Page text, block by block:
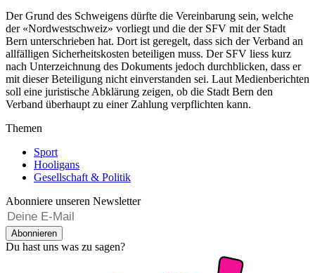
Der Grund des Schweigens dürfte die Vereinbarung sein, welche
der «Nordwestschweiz» vorliegt und die der SFV mit der Stadt
Bern unterschrieben hat. Dort ist geregelt, dass sich der Verband an
allfälligen Sicherheitskosten beteiligen muss. Der SFV liess kurz
nach Unterzeichnung des Dokuments jedoch durchblicken, dass er
mit dieser Beteiligung nicht einverstanden sei. Laut Medienberichten
soll eine juristische Abklärung zeigen, ob die Stadt Bern den
Verband überhaupt zu einer Zahlung verpflichten kann.
Themen
Sport
Hooligans
Gesellschaft & Politik
Abonniere unseren Newsletter
Abonnieren
Du hast uns was zu sagen?